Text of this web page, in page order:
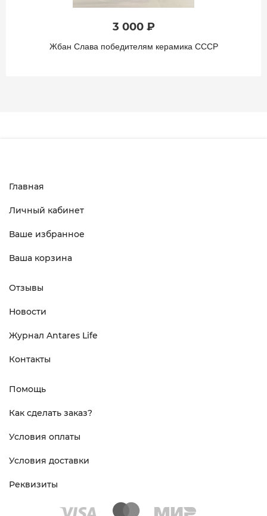
3 000 ₽
Жбан Слава победителям керамика СССР
Главная
Личный кабинет
Ваше избранное
Ваша корзина
Отзывы
Новости
Журнал Antares Life
Контакты
Помощь
Как сделать заказ?
Условия оплаты
Условия доставки
Реквизиты